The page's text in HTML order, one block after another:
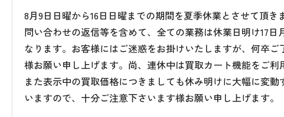
8月9日日曜から16日日曜までの期間を夏季休業とさせて頂き
問い合わせの返信等を含めて、全ての業務は休業日明け17日
なります。お客様にはご迷惑をお掛けいたしますが、何卒ご
様お願い申し上げます。尚、連休中は買取カート機能をご利
また表示中の買取価格につきましても休み明けに大幅に変動
いますので、十分ご注意下さいます様お願い申し上げます。